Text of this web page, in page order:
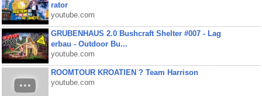
rator
youtube.com
GRUBENHAUS 2.0 Bushcraft Shelter #007 - Lag
erbau - Outdoor Bu...
youtube.com
ROOMTOUR KROATIEN ? Team Harrison
youtube.com